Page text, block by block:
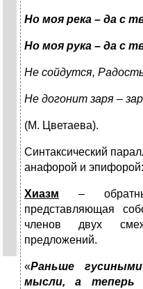
Но моя река – да с
Но моя рука – да с
Не сойдутся,
Не догонит заря –
(М. Цветаева).
Синтаксический
анафорой и эпифорой:
Хиазм
–
представляющая
членов двух
предложений.
«Раньше
мысли, а теперь